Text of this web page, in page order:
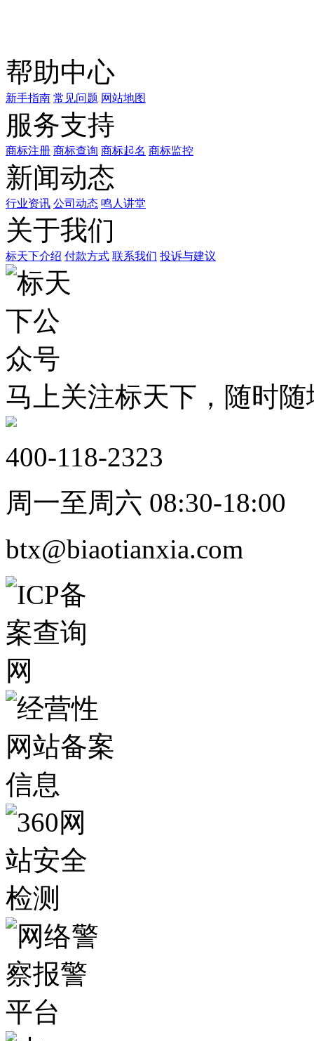
帮助中心
新手指南 常见问题 网站地图
服务支持
商标注册 商标查询 商标起名 商标监控
新闻动态
行业资讯 公司动态 鸣人讲堂
关于我们
标天下介绍 付款方式 联系我们 投诉与建议
马上关注标天下，随时
400-118-2323
周一至周六 08:30-18:00
btx@biaotianxia.com